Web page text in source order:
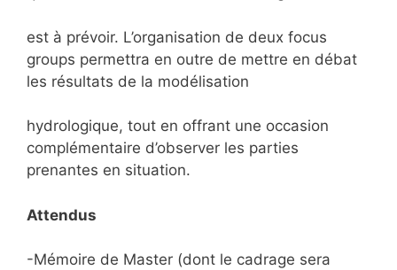
est à prévoir. L’organisation de deux focus
groups permettra en outre de mettre en débat
les résultats de la modélisation
hydrologique, tout en offrant une occasion
complémentaire d’observer les parties
prenantes en situation.
Attendus
-Mémoire de Master (dont le cadrage sera